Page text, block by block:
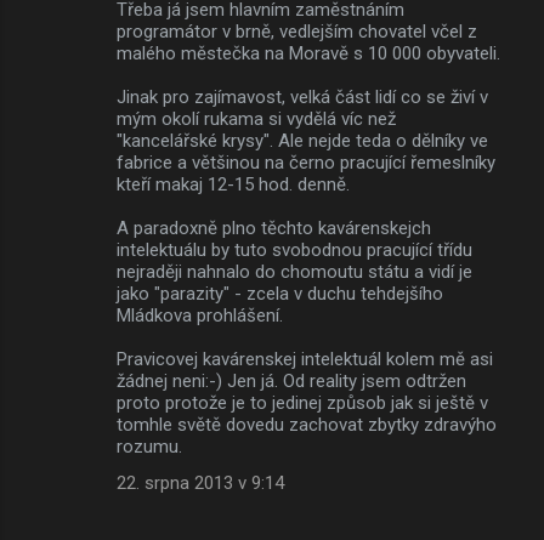
Třeba já jsem hlavním zaměstnáním
programátor v brně, vedlejším chovatel včel z
malého městečka na Moravě s 10 000 obyvateli.
Jinak pro zajímavost, velká část lidí co se živí v
mým okolí rukama si vydělá víc než
"kancelářské krysy". Ale nejde teda o dělníky ve
fabrice a většinou na černo pracující řemeslníky
kteří makaj 12-15 hod. denně.
A paradoxně plno těchto kavárenskejch
intelektuálu by tuto svobodnou pracující třídu
nejraději nahnalo do chomoutu státu a vidí je
jako "parazity" - zcela v duchu tehdejšího
Mládkova prohlášení.
Pravicovej kavárenskej intelektuál kolem mě asi
žádnej neni:-) Jen já. Od reality jsem odtržen
proto protože je to jedinej způsob jak si ještě v
tomhle světě dovedu zachovat zbytky zdravýho
rozumu.
22. srpna 2013 v 9:14